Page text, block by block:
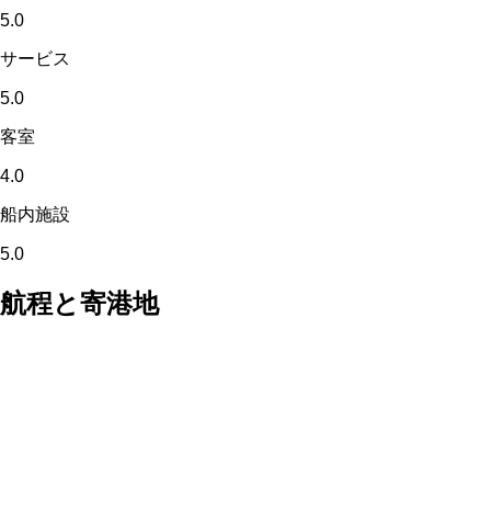
5.0
サービス
5.0
客室
4.0
船内施設
5.0
航程と寄港地